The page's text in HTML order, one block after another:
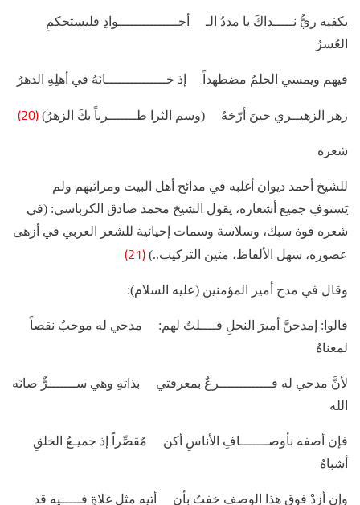
يكفيه ريُّ نـــــداكَ يا مددُ الـ أجـــــــــــــــوادِ فليستحكمِ
العُسرُ
فيهم ويمسي الحلمُ مضطهداً إذ خـــــــــــــــانَهُ في أهلِهِ الدهرُ
زهر الزهيــري حينَ أرّخهُ (وسم الثرا طـــــــرباً بكَ الزهرُ) (20)
شعره
للشيخ أحمد ديوان أغلبه في مدائح أهل البيت ومراثيهم ولم
يَستوفِ جميع أشعاره، يقول الشيخ محمد صادق الكرباسي: (في
شعره قوة سبك، وسلاسة وسمات إحيائية للشعر العربي في أزهى
عصوره، سهل الألفاظ، متين التركيب..) (21)
وقال في مدح أمير المؤمنين (عليه السلام):
قالوا: إمدحنَّ أميرَ النحلِ قــــلتُ لهم: مدحي له موجبٌ نقصاً
لمعناهُ
لأنَّ مدحي له فـــــــــــــرعٌ بمعرفتي بذاتهِ وهي ســـــــرٌّ صانَه
الله
فإن أصفه بأوصـــــــافِ الأناسِ أكن مُقصِّراً إذ جميـعُ الخلقِ
أشباهُ
وإن أزدْ فوق هذا الوصفِ خفتُ بأن أتيه مثل غلاةٍ فـــــيه قد